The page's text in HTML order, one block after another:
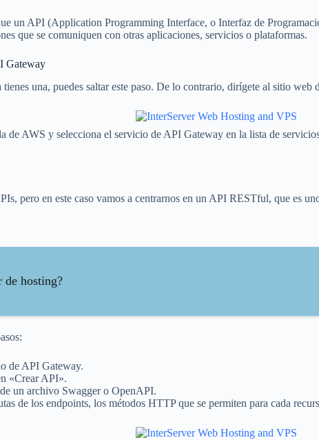
un API (Application Programming Interface, o Interfaz de
que se comuniquen con otras aplicaciones, servicios o plataformas.
Gateway
una, puedes saltar este paso. De lo contrario, dirígete al sitio web
de AWS y selecciona el servicio de API Gateway en la lista de
pero en este caso vamos a centrarnos en un API RESTful, que es
de hosting?
de API Gateway.
«Crear API».
un archivo Swagger o OpenAPI.
de los endpoints, los métodos HTTP que se permiten para cada